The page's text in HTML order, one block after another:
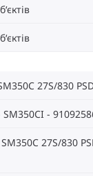
27S/830
-
27S/830